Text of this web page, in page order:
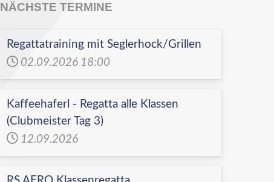
NÄCHSTE TERMINE
Regattatraining mit Seglerhock/Grillen
02.09.2026 18:00
Kaffeehaferl - Regatta alle Klassen
(Clubmeister Tag 3)
12.09.2026